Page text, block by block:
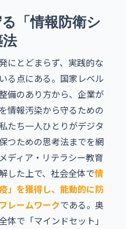
「情報防衛シ
にとどまらず、実践的な
る点にある。国家レベル
備のあり方から、企業が
情報汚染から守るための
たち一人ひとりがデジタ
つための思考法までを網
ディア・リテラシー教育
した上で、社会全体で情
」を獲得し、能動的に防
レームワークである。奥
体で「マインドセット」